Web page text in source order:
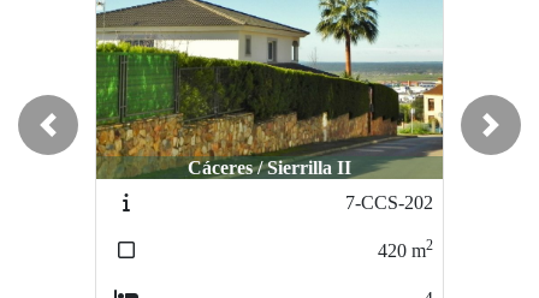
Cáceres / Sierrilla II
Cáceres / Tierras de Granadilla
142-CC-053
517m2
Previous Next